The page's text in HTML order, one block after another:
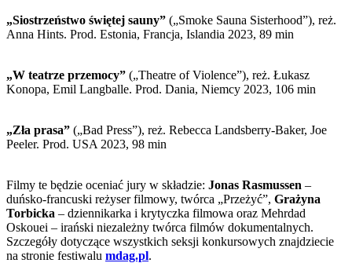
„Siostrzeństwo świętej sauny” („Smoke Sauna Sisterhood”), reż.
Anna Hints. Prod. Estonia, Francja, Islandia 2023, 89 min
„W teatrze przemocy” („Theatre of Violence”), reż. Łukasz
Konopa, Emil Langballe. Prod. Dania, Niemcy 2023, 106 min
„Zła prasa” („Bad Press”), reż. Rebecca Landsberry-Baker, Joe
Peeler. Prod. USA 2023, 98 min
Filmy te będzie oceniać jury w składzie: Jonas Rasmussen –
duńsko-francuski reżyser filmowy, twórca „Przeżyć”, Grażyna
Torbicka – dziennikarka i krytyczka filmowa oraz Mehrdad
Oskouei – irański niezależny twórca filmów dokumentalnych.
Szczegóły dotyczące wszystkich seksji konkursowych znajdziecie
na stronie festiwalu mdag.pl.